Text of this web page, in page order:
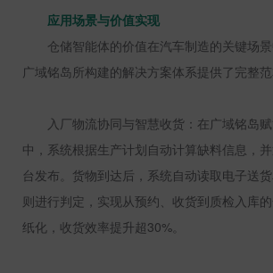
应用场景与价值实现
仓储智能体的价值在汽车制造的关键场
广域铭岛所构建的解决方案体系提供了完整范
入厂物流协同与智慧收货：在广域铭岛
中，系统根据生产计划自动计算缺料信息，
台发布。货物到达后，系统自动读取电子送
则进行判定，实现从预约、收货到质检入库
纸化，收货效率提升超30%